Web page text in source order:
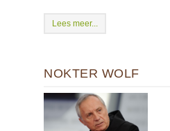
Lees meer...
NOKTER WOLF